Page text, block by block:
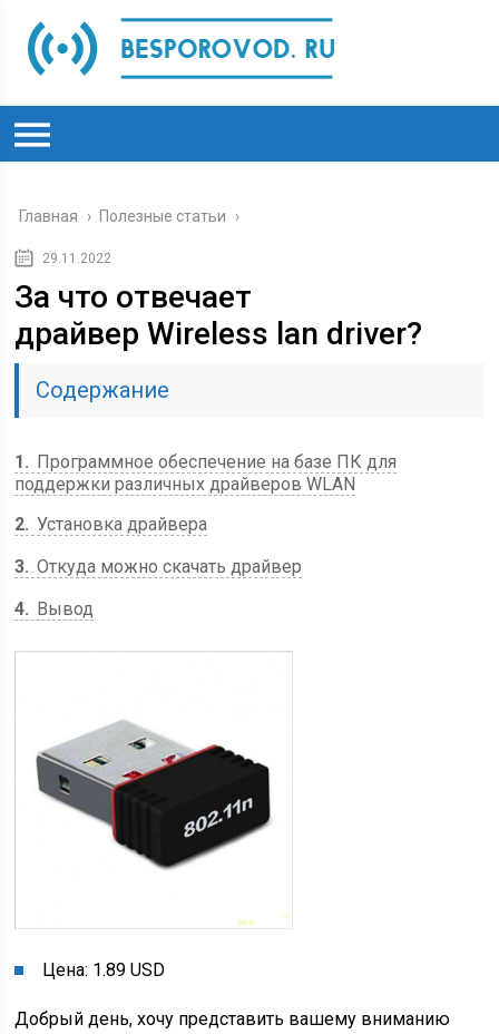
Главная › Полезные статьи ›
29.11.2022
За что отвечает
драйвер Wireless lan driver?
Содержание
1
Программное обеспечение на базе ПК для
поддержки различных драйверов WLAN
2 Установка драйвера
3 Откуда можно скачать драйвер
4
Вывод
Цена: 1.89 USD
Добрый день, хочу представить вашему вниманию